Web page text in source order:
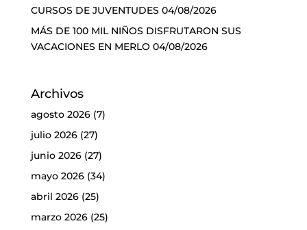
CURSOS DE JUVENTUDES 04/08/2026
MÁS DE 100 MIL NIÑOS DISFRUTARON SUS
VACACIONES EN MERLO 04/08/2026
Archivos
agosto 2026(7)
julio 2026(27)
junio 2026(27)
mayo 2026(34)
abril 2026(25)
marzo 2026(25)